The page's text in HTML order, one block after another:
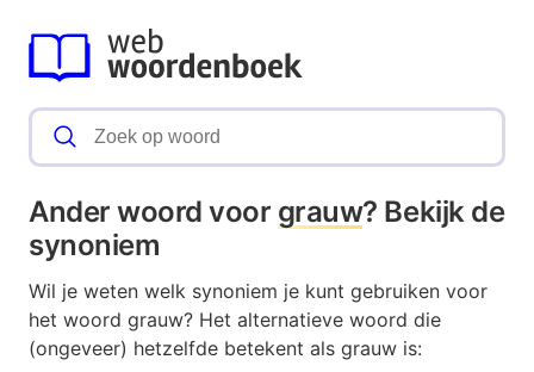
Ander woord voor grauw? Bekijk de
synoniem
Wil je weten welk synoniem je kunt gebruiken voor
het woord grauw? Het alternatieve woord die
(ongeveer) hetzelfde betekent als grauw is: